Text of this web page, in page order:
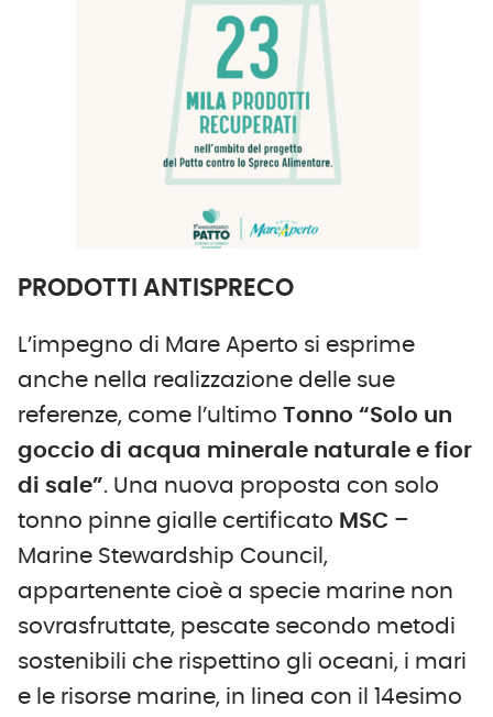
PRODOTTI ANTISPRECO
L’impegno di Mare Aperto si esprime
anche nella realizzazione delle sue
referenze, come l’ultimo Tonno “Solo un
goccio di acqua minerale naturale e fior
di sale”. Una nuova proposta con solo
tonno pinne gialle certificato MSC –
Marine Stewardship Council,
appartenente cioè a specie marine non
sovrasfruttate, pescate secondo metodi
sostenibili che rispettino gli oceani, i mari
e le risorse marine, in linea con il 14esimo